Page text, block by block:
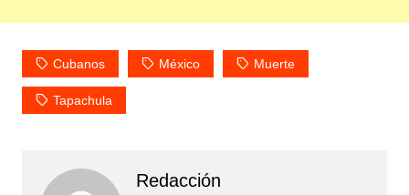
Cubanos México Muerte
Tapachula
Redacción